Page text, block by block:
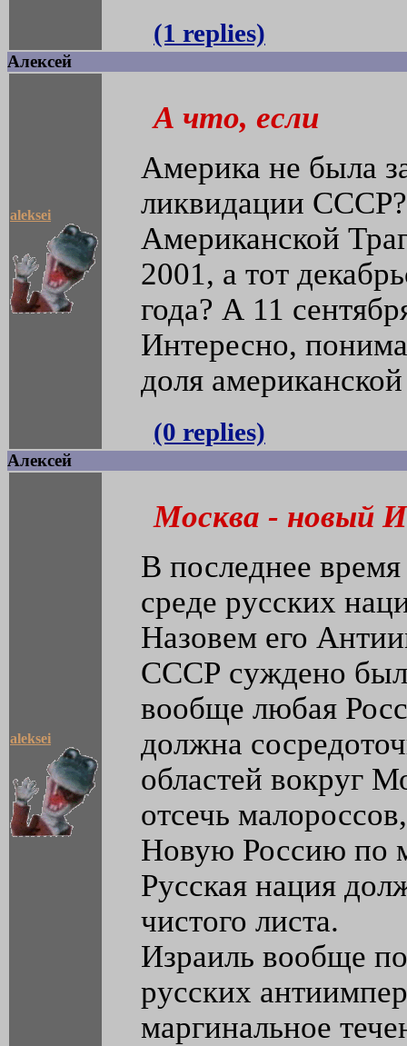
(1 replies)
Алексей
aleksei
А что, если
Америка не была
ликвидации
Американской
2001, а тот
года? А 11
Интересно,
доля
(0 replies)
Алексей
aleksei
Москва - новый
В последнее
среде русских
Назовем его
СССР суждено
вообще любая
должна
областей вокруг
отсечь
Новую Россию по
Русская нация
чистого листа.
Израиль вообще
русских
маргинальное